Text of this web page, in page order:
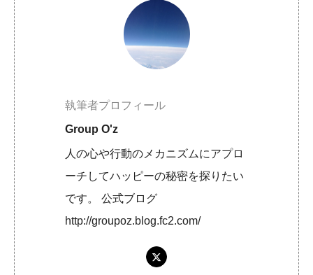
執筆者プロフィール
Group O'z
人の心や行動のメカニズムにアプロ
ーチしてハッピーの秘密を探りたい
です。 公式ブログ
http://groupoz.blog.fc2.com/